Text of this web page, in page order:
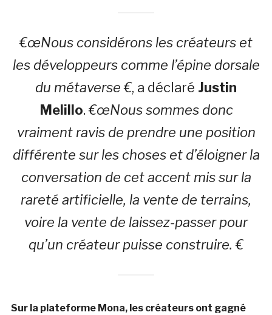
€œNous considérons les créateurs et
les développeurs comme l’épine dorsale
du métaverse €, a déclaré Justin
Melillo.€œNous sommes donc
vraiment ravis de prendre une position
différente sur les choses et d’éloigner la
conversation de cet accent mis sur la
rareté artificielle, la vente de terrains,
voire la vente de laissez-passer pour
qu’un créateur puisse construire. €
Sur la plateforme Mona, les créateurs ont gagné